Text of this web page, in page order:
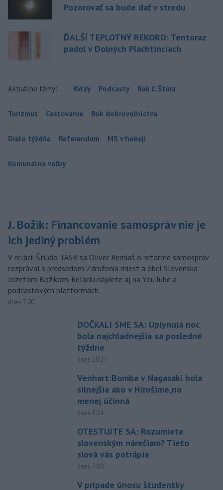
Pozorovať sa bude dať v stredu
ĎALŠÍ TEPLOTNÝ REKORD: Tentoraz
padol v Dolných Plachtinciach
Aktuálne témy: Kvízy Podcasty Rok Ľ.Štúra
Turizmus Cestovanie Rok dobrovoľníctva
Dielo týždňa Referendum MS v hokeji
Komunálne voľby
J. Božik: Financovanie samospráv nie je
ich jediný problém
V relácii Štúdio TASR sa Oliver Remiaš o reforme samospráv
rozprával s predsedom Združenia miest a obcí Slovenska
Jozefom Božikom. Reláciu nájdete aj na YouTube a
podcastových platformách.
dnes 7:00
DOČKALI SME SA: Uplynulá noc
bola najchladnejšia za posledné
týždne
dnes 10:27
Venhart:Bomba v Nagasaki bola
silnejšia ako v Hirošime,no
menej účinná
dnes 8:24
OTESTUJTE SA: Rozumiete
slovenským nárečiam? Tieto
slová vás potrápia
dnes 7:00
V prípade únosu študentky